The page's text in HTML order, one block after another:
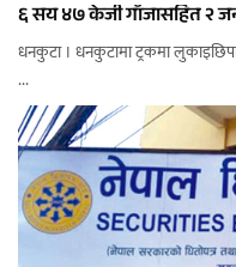
६ सय ४७ केजी गाँजासहित २
धनकुटा । धनकुटामा ट्रकमा
...